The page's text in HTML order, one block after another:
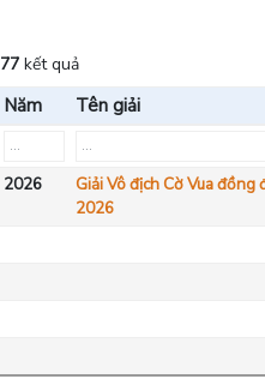
77kết quả
Năm Tên giải
2026
Giải Vô địch Cờ Vua đồng
2026